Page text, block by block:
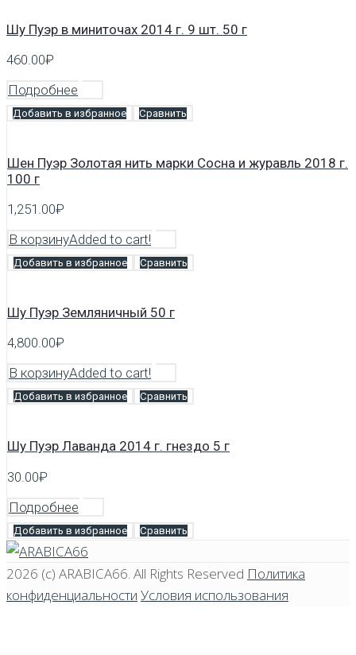
Шу Пуэр в миниточах 2014 г. 9 шт. 50 г
460.00₽
Подробнее
Добавить в избранное Сравнить
Шен Пуэр Золотая нить марки Сосна и журавль 2018 г.
100 г
1,251.00₽
В корзинуAdded to cart!
Добавить в избранное Сравнить
Шу Пуэр Земляничный 50 г
4,800.00₽
В корзинуAdded to cart!
Добавить в избранное Сравнить
Шу Пуэр Лаванда 2014 г. гнездо 5 г
30.00₽
Подробнее
Добавить в избранное Сравнить
2026 (c) ARABICA66 . All Rights Reserved Политика
конфиденциальности Условия использования